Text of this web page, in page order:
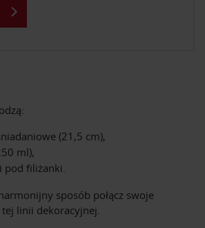
(21,5 cm),
ml),
pod filiżanki.
sposób połącz swoje
linii dekoracyjnej.